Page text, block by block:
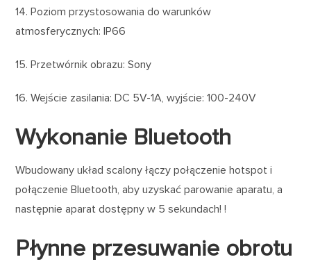
14. Poziom przystosowania do warunków
atmosferycznych: IP66
15. Przetwórnik obrazu: Sony
16. Wejście zasilania: DC 5V-1A, wyjście: 100-240V
Wykonanie Bluetooth
Wbudowany układ scalony łączy połączenie hotspot i
połączenie Bluetooth, aby uzyskać parowanie aparatu, a
następnie aparat dostępny w 5 sekundach! !
Płynne przesuwanie obrotu